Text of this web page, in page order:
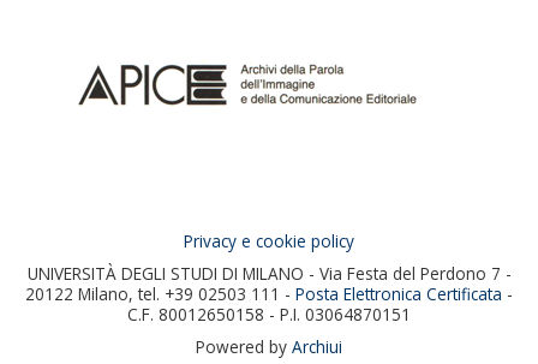
Privacy e cookie policy
UNIVERSITÀ DEGLI STUDI DI MILANO - Via Festa del Perdono 7 -
20122 Milano, tel. +39 02503 111 - Posta Elettronica Certificata -
C.F. 80012650158 - P.I. 03064870151
Powered by Archiui